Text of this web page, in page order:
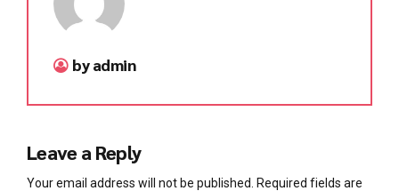
by admin
Leave a Reply
Your email address will not be published. Required fields are